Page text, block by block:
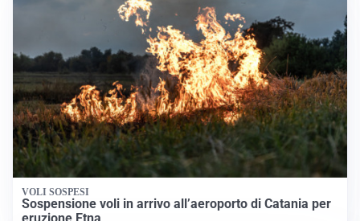
VOLI SOSPESI
Sospensione voli in arrivo all’aeroporto di Catania per